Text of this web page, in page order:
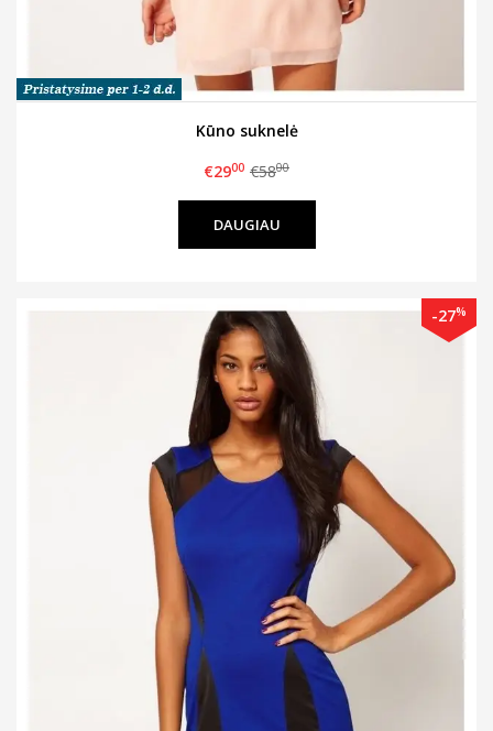
Kūno suknelė
€2900 €5800
DAUGIAU
-27%